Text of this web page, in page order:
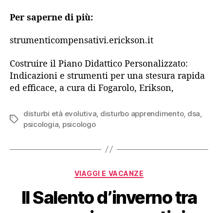
Per saperne di più:
strumenticompensativi.erickson.it
Costruire il Piano Didattico Personalizzato:
Indicazioni e strumenti per una stesura rapida
ed efficace, a cura di Fogarolo, Erikson,
Tag
disturbi età evolutiva disturbo apprendimento, dsa
psicologia psicologo
Categorie
VIAGGI E VACANZE
Il Salento d’inverno tra